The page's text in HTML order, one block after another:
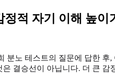
적 자기 이해 높이
분노 테스트의 질문에 답한
은 결승선이 아닙니다. 더 큰